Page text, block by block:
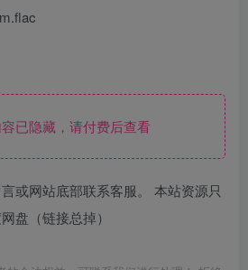
已隐藏，请付费后查看
或网站底部联系客服。 本站资源只
盘（链接总掉）